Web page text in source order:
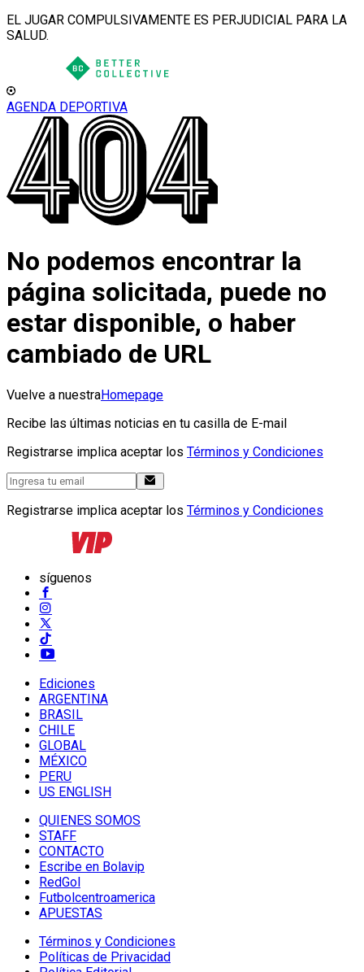
EL JUGAR COMPULSIVAMENTE ES PERJUDICIAL PARA LA
SALUD.
AGENDA DEPORTIVA
No podemos encontrar la
página solicitada, puede no
estar disponible, o haber
cambiado de URL
Vuelve a nuestraHomepage
Recibe las últimas noticias en tu casilla de E-mail
Registrarse implica aceptar los Términos y Condiciones
Registrarse implica aceptar los Términos y Condiciones
síguenos
Ediciones
ARGENTINA
BRASIL
CHILE
GLOBAL
MÉXICO
PERU
US ENGLISH
QUIENES SOMOS
STAFF
CONTACTO
Escribe en Bolavip
RedGol
Futbolcentroamerica
APUESTAS
Términos y Condiciones
Políticas de Privacidad